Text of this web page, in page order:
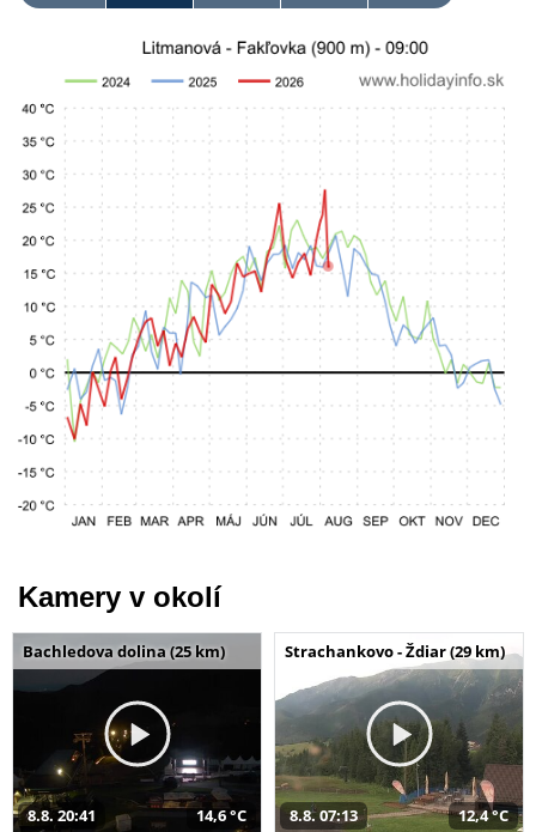
Kamery v okolí
Bachledova dolina (25 km)
8.8. 20:41 14,6 °C
Strachankovo - Ždiar (29 km)
8.8. 07:13 12,4 °C